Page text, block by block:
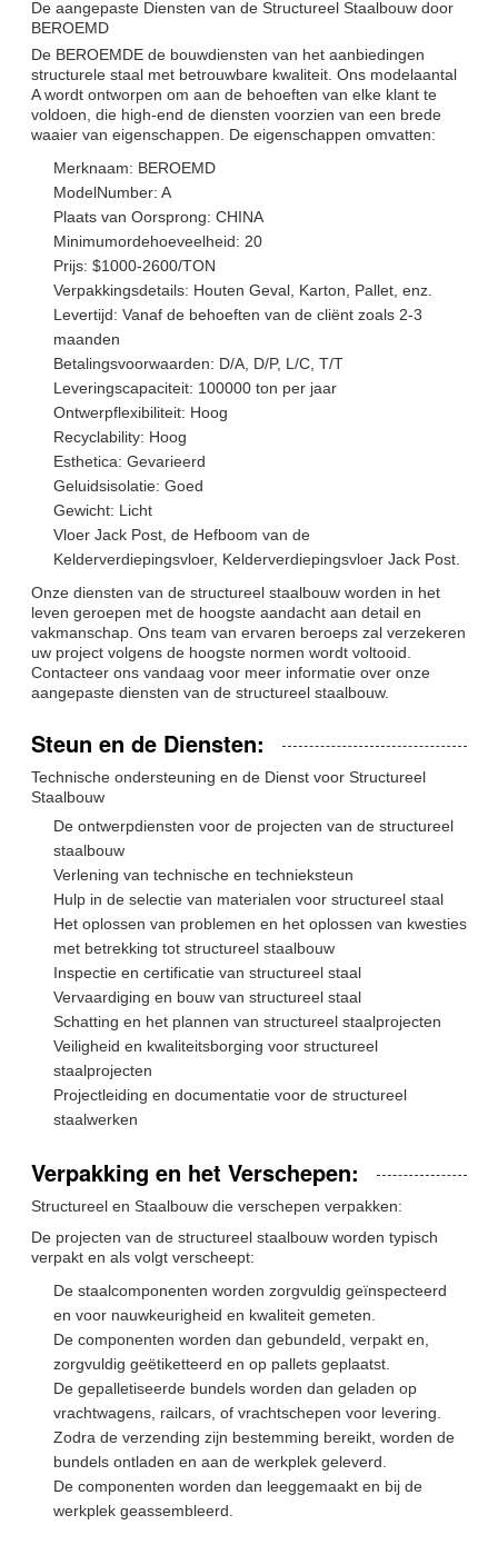
De aangepaste Diensten van de Structureel Staalbouw door
BEROEMD
De BEROEMDE de bouwdiensten van het aanbiedingen
structurele staal met betrouwbare kwaliteit. Ons modelaantal
A wordt ontworpen om aan de behoeften van elke klant te
voldoen, die high-end de diensten voorzien van een brede
waaier van eigenschappen. De eigenschappen omvatten:
Merknaam: BEROEMD
ModelNumber: A
Plaats van Oorsprong: CHINA
Minimumordehoeveelheid: 20
Prijs: $1000-2600/TON
Verpakkingsdetails: Houten Geval, Karton, Pallet, enz.
Levertijd: Vanaf de behoeften van de cliënt zoals 2-3
maanden
Betalingsvoorwaarden: D/A, D/P, L/C, T/T
Leveringscapaciteit: 100000 ton per jaar
Ontwerpflexibiliteit: Hoog
Recyclability: Hoog
Esthetica: Gevarieerd
Geluidsisolatie: Goed
Gewicht: Licht
Vloer Jack Post, de Hefboom van de
Kelderverdiepingsvloer, Kelderverdiepingsvloer Jack Post.
Onze diensten van de structureel staalbouw worden in het
leven geroepen met de hoogste aandacht aan detail en
vakmanschap. Ons team van ervaren beroeps zal verzekeren
uw project volgens de hoogste normen wordt voltooid.
Contacteer ons vandaag voor meer informatie over onze
aangepaste diensten van de structureel staalbouw.
Steun en de Diensten:
Technische ondersteuning en de Dienst voor Structureel
Staalbouw
De ontwerpdiensten voor de projecten van de structureel
staalbouw
Verlening van technische en technieksteun
Hulp in de selectie van materialen voor structureel staal
Het oplossen van problemen en het oplossen van kwesties
met betrekking tot structureel staalbouw
Inspectie en certificatie van structureel staal
Vervaardiging en bouw van structureel staal
Schatting en het plannen van structureel staalprojecten
Veiligheid en kwaliteitsborging voor structureel
staalprojecten
Projectleiding en documentatie voor de structureel
staalwerken
Verpakking en het Verschepen:
Structureel en Staalbouw die verschepen verpakken:
De projecten van de structureel staalbouw worden typisch
verpakt en als volgt verscheept:
De staalcomponenten worden zorgvuldig geïnspecteerd
en voor nauwkeurigheid en kwaliteit gemeten.
De componenten worden dan gebundeld, verpakt en,
zorgvuldig geëtiketteerd en op pallets geplaatst.
De gepalletiseerde bundels worden dan geladen op
vrachtwagens, railcars, of vrachtschepen voor levering.
Zodra de verzending zijn bestemming bereikt, worden de
bundels ontladen en aan de werkplek geleverd.
De componenten worden dan leeggemaakt en bij de
werkplek geassembleerd.